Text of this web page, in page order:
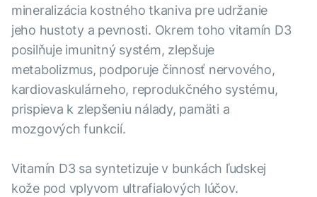
mineralizácia kostného tkaniva pre udržanie
jeho hustoty a pevnosti. Okrem toho vitamín D3
posilňuje imunitný systém, zlepšuje
metabolizmus, podporuje činnosť nervového,
kardiovaskulárneho, reprodukčného systému,
prispieva k zlepšeniu nálady, pamäti a
mozgových funkcií.
Vitamín D3 sa syntetizuje v bunkách ľudskej
kože pod vplyvom ultrafialových lúčov.